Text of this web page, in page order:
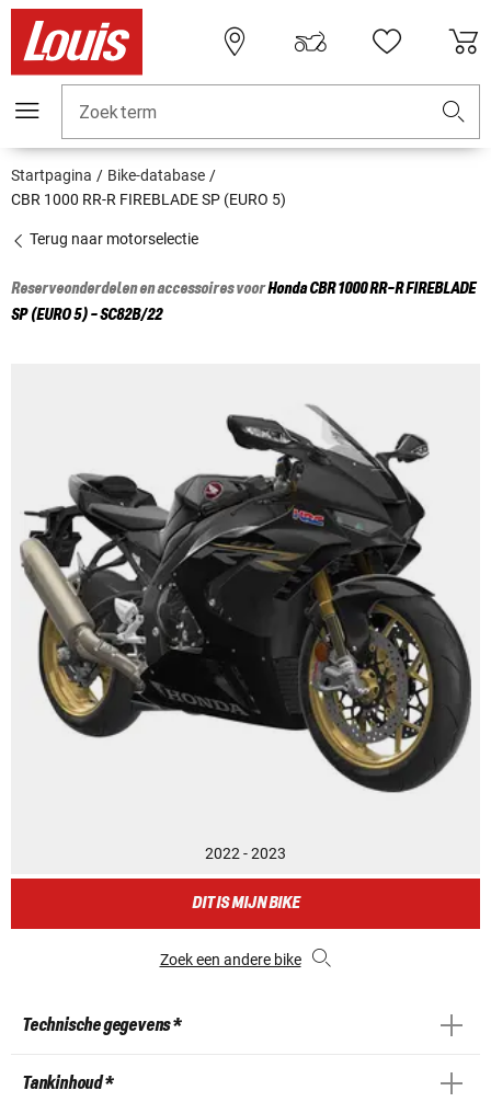
Zoekterm
Startpagina
Bike-database
CBR 1000 RR-R FIREBLADE SP (EURO 5)
Terug naar motorselectie
Reserveonderdelen en accessoires voorHondaCBR 1000 RR-R FIREBLADE
SP (EURO 5) - SC82B/22
2022 - 2023
DIT IS MIJN BIKE
Zoek een andere bike
Technische gegevens *
Tankinhoud *